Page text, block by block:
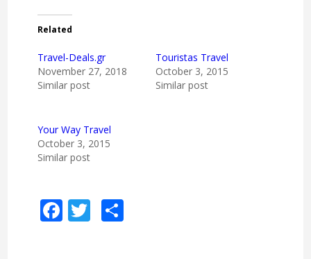
Related
Travel-Deals.gr
November 27, 2018
Similar post
Touristas Travel
October 3, 2015
Similar post
Your Way Travel
October 3, 2015
Similar post
Facebook
Twitter
Share